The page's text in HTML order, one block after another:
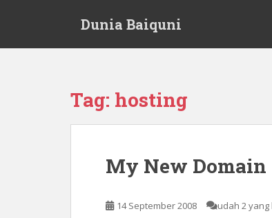
Dunia Baiquni
Tag: hosting
My New Domain
14 September 2008 udah 2 yang